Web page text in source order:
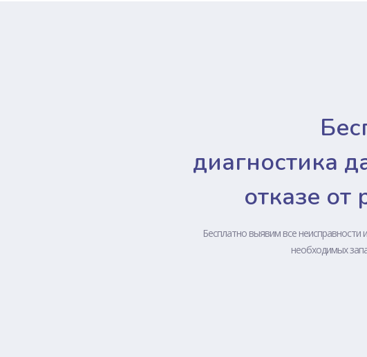
диагностика
отказе от
Бесплатно выявим все неисправности
необходимых